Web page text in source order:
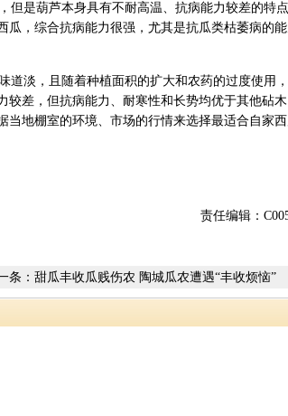
是葫芦本身具有不耐高温、抗病能力较差的特点
，综合抗病能力很强，尤其是抗瓜类枯萎病的能
淡，且随着种植面积的扩大和农药的过度使用
差，但抗病能力、耐寒性和长势均优于其他砧木
当地棚室的环境、市场的行情来选择最适合自家
责任编辑：
条： 甜瓜丰收瓜贱伤农 陶城瓜农遭遇“丰收烦恼”